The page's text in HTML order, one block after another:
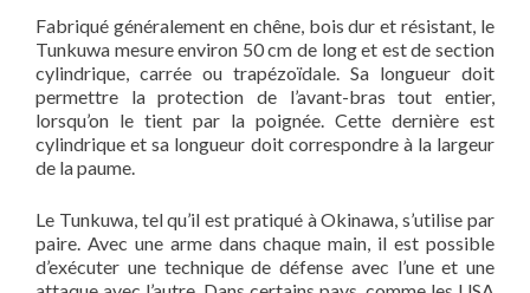
Fabriqué généralement en chêne, bois dur et résistant, le
Tunkuwa mesure environ 50 cm de long et est de section
cylindrique, carrée ou trapézoïdale. Sa longueur doit
permettre la protection de l’avant-bras tout entier,
lorsqu’on le tient par la poignée. Cette dernière est
cylindrique et sa longueur doit correspondre à la largeur
de la paume.
Le Tunkuwa, tel qu’il est pratiqué à Okinawa, s’utilise par
paire. Avec une arme dans chaque main, il est possible
d’exécuter une technique de défense avec l’une et une